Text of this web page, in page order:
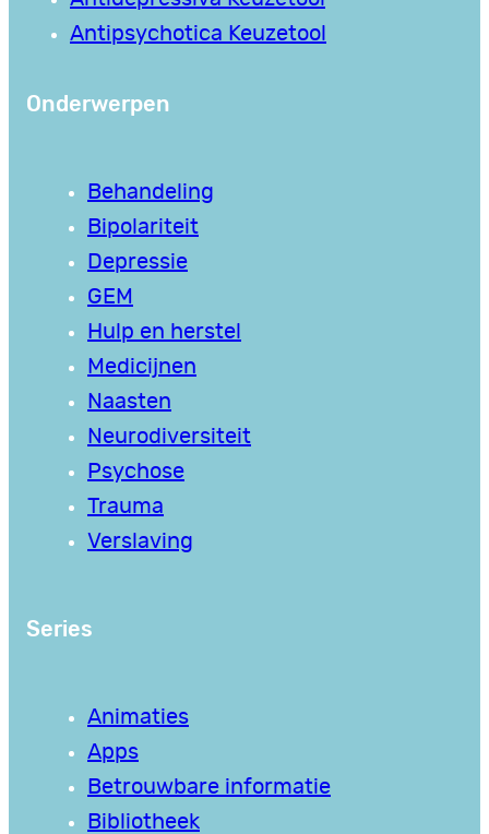
Antipsychotica Keuzetool
Onderwerpen
Behandeling
Bipolariteit
Depressie
GEM
Hulp en herstel
Medicijnen
Naasten
Neurodiversiteit
Psychose
Trauma
Verslaving
Series
Animaties
Apps
Betrouwbare informatie
Bibliotheek